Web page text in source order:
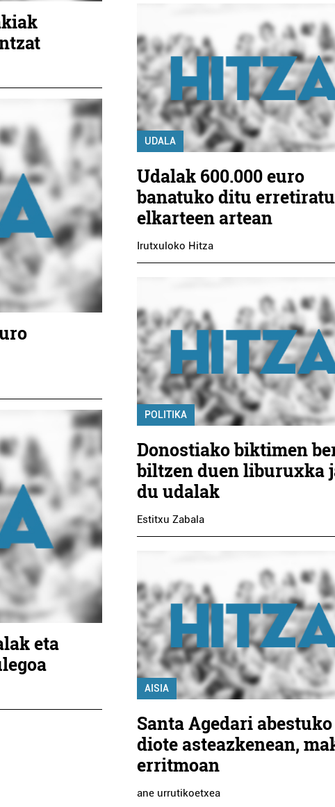
eta
UDALA
Udalak 600.000 euro
banatuko ditu
elkarteen artean
Irutxuloko Hitza
POLITIKA
Donostiako biktimen
biltzen duen liburuxka
du udalak
Estitxu Zabala
AISIA
Santa Agedari abestuko
diote asteazkenean,
erritmoan
ane urrutikoetxea